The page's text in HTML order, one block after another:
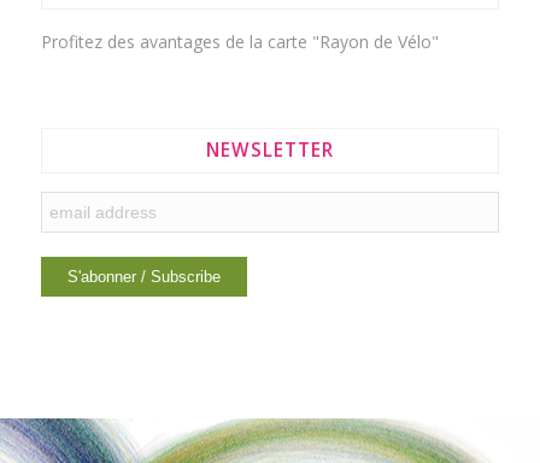
Profitez des avantages de la carte "Rayon de Vélo"
NEWSLETTER